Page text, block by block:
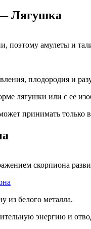
Лягушка
поэтому амулеты и
плодородия и
лягушки или с ее
принимать только
скорпиона
из белого металла.
энергию и